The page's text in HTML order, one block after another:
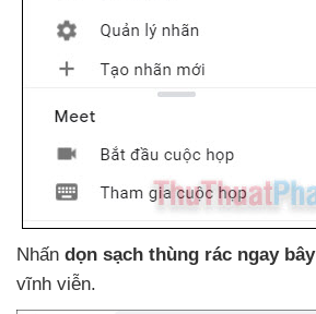
Nhấn dọn sạch thùng rác ngay
vĩnh viễn.